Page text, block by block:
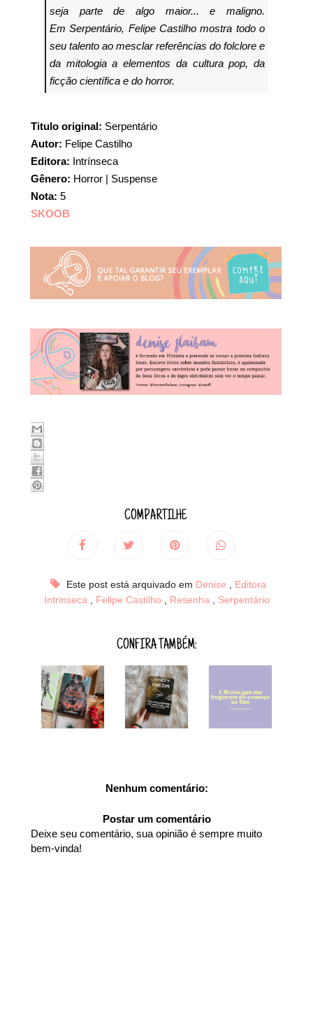
seja parte de algo maior... e maligno.
EmSerpentário, Felipe Castilho mostra todo o
seu talento ao mesclar referências do folclore e
da mitologia a elementos da cultura pop, da
ficção científica e do horror.
Titulo original: Serpentário
Autor: Felipe Castilho
Editora: Intrínseca
Gênero: Horror | Suspense
Nota: 5
SKOOB
COMPARTILHE
Este post está arquivado em Denise , Editora
Intrinseca , Felipe Castilho , Resenha , Serpentário
CONFIRA TAMBÉM:
Nenhum comentário:
Postar um comentário
Deixe seu comentário, sua opinião é sempre muito
bem-vinda!